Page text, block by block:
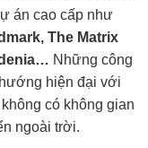
án cao cấp như
The Matrix
Những công
hiện đại với
không có không gian
ngoài trời.